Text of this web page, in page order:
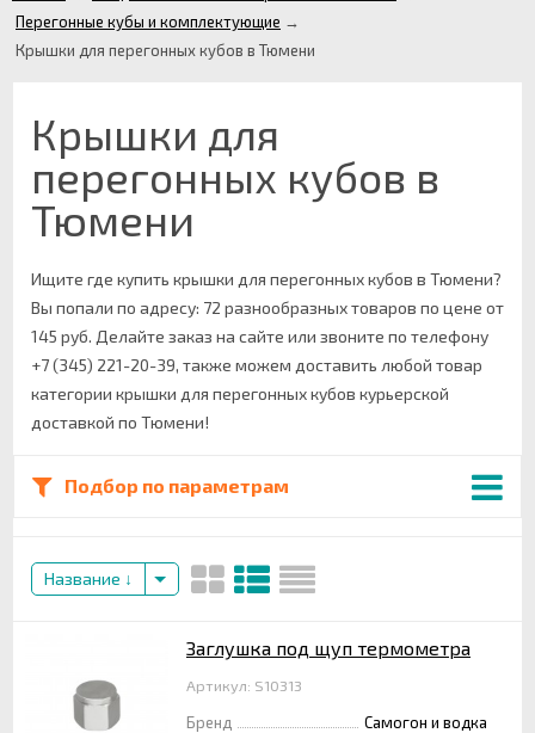
Перегонные кубы и комплектующие →
Крышки для перегонных кубов в Тюмени
Крышки для
перегонных кубов в
Тюмени
Ищите где купить крышки для перегонных кубов в Тюмени?
Вы попали по адресу: 72 разнообразных товаров по цене от
145 руб. Делайте заказ на сайте или звоните по телефону
+7 (345) 221-20-39, также можем доставить любой товар
категории крышки для перегонных кубов курьерской
доставкой по Тюмени!
Подбор по параметрам
Название
Заглушка под щуп термометра
Артикул: S10313
Бренд
Самогон и водка